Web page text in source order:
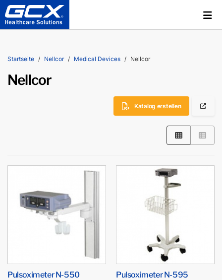
Startseite Nellcor Medical Devices Nellcor
Nellcor
Katalog erstellen
Pulsoximeter N-550 Pulsoximeter N-595